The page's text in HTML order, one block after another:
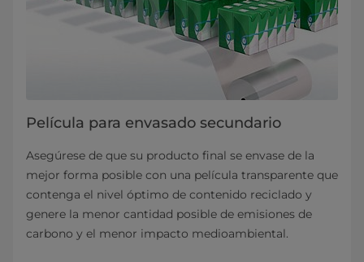
Película para envasado secundario
Asegúrese de que su producto final se envase de la
mejor forma posible con una película transparente que
contenga el nivel óptimo de contenido reciclado y
genere la menor cantidad posible de emisiones de
carbono y el menor impacto medioambiental.